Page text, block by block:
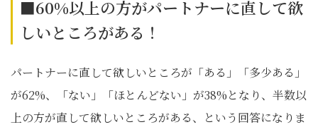
■60%以上の方がパートナーに直して欲
しいところがある！
パートナーに直して欲しいところが「ある」「多少ある」
が62%、「ない」「ほとんどない」が38%となり、半数以
上の方が直して欲しいところがある、という回答になりま